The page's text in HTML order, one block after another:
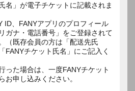
名」が電子チケットに記載されま
ID、FANYアプリのプロフィール
ガナ・電話番号」をご登録されて
（既存会員の方は「配送先氏
FANYチケット氏名」にご記入く
った場合は、一度FANYチケット
お申し込みください。